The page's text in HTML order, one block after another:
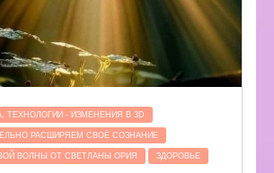
ТЕХНОЛОГИИ - ИЗМЕНЕНИЯ В 3D
РАСШИРЯЕМ СВОЁ СОЗНАНИЕ
ВОЛНЫ ОТ СВЕТЛАНЫ ОРИЯ ЗДОРОВЬЕ